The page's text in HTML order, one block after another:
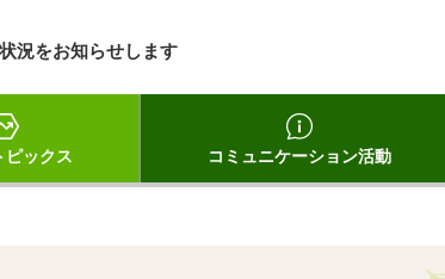
況をお知らせします
ピックス コミュニケーション活動